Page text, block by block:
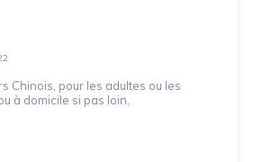
Chinois, pour les adultes ou les
à domicile si pas loin.